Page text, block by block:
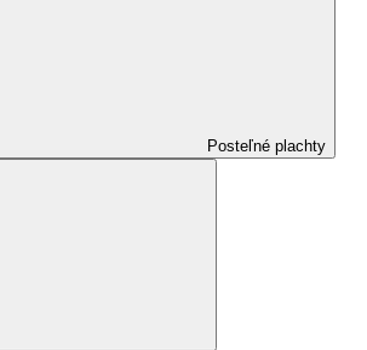
Posteľné plachty